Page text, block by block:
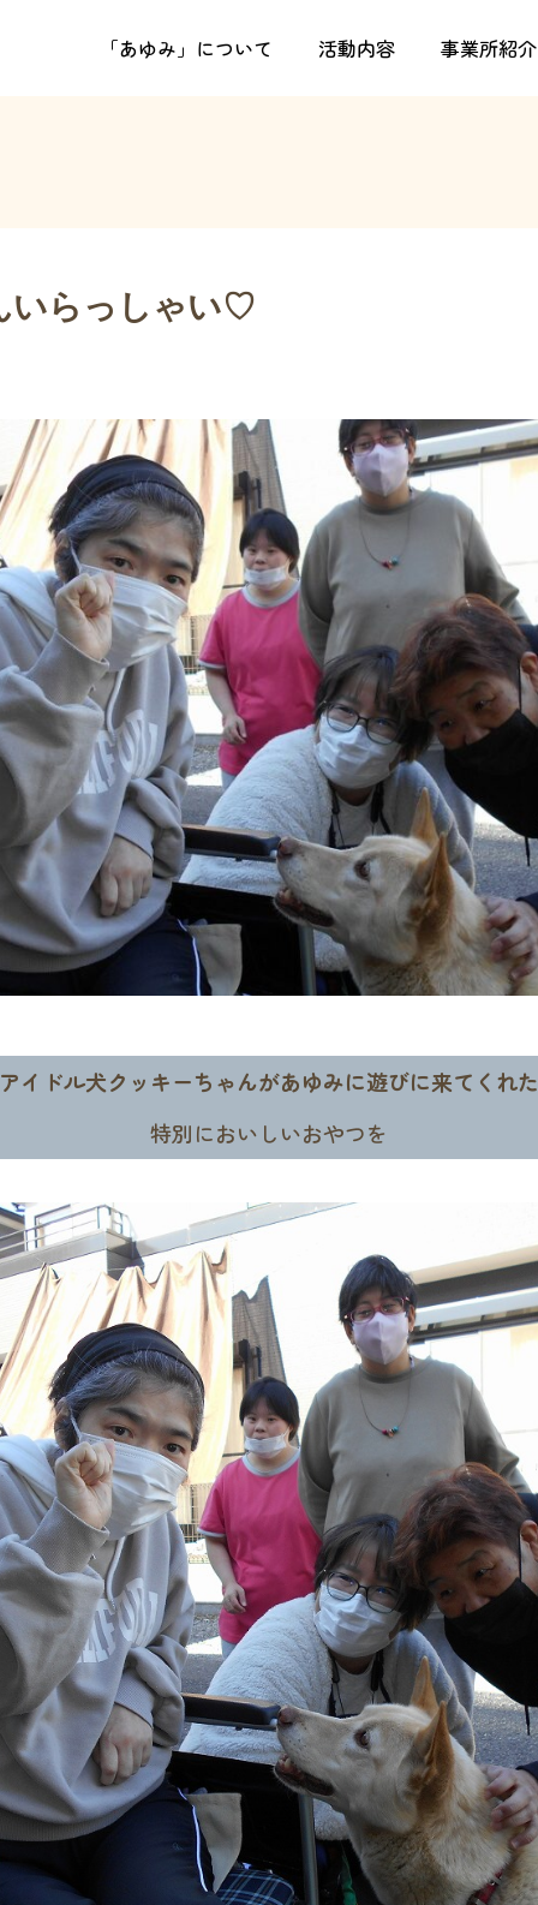
「あゆみ」について 活動内容 事業所紹介
クッキーちゃんいらっしゃい♡
いらっしゃい♡
イドル犬クッキーちゃんがあゆみに遊びに来てくれ
特別においしいおやつを